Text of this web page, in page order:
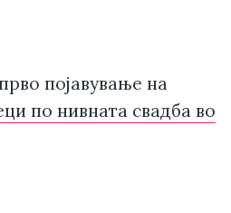
појавување на
по нивната свадба во